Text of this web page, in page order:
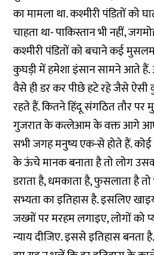
का मामला था. कश्मीरी पंडितों को
चाहता था- पाकिस्तान भी नहीं,
कश्मीरी पंडितों को बचाने कई
कुघड़ी में हमेशा इंसान सामने आते
वैसे ही डर कर पीछे हटे रहे जैसे
रहते हैं. कितने हिंदू संगठित तौर पर
गुजरात के कत्लेआम के वक्त आगे
सभी जगह मनुष्य एक-से होते हैं.
के ऊंचे मानक बनाता है तो लोग
डराता है, धमकाता है, फुसलाता है
सभ्यता का इतिहास है. इसलिए
जख्मों पर मरहम लगाइए, लोगों को
न्याय दीजिए. इससे इतिहास बनता है.